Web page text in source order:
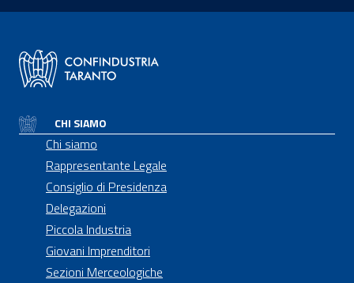
CHI SIAMO
Chi siamo
Rappresentante Legale
Consiglio di Presidenza
Delegazioni
Piccola Industria
Giovani Imprenditori
Sezioni Merceologiche